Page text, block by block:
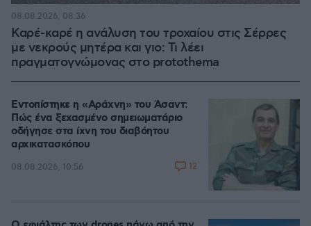
Καρέ-καρέ η ανάλυση του τροχαίου στις Σέρρες
με νεκρούς μητέρα και γιο: Τι λέει
πραγματογνώμονας στο protothema
08.08.2026, 08:36
Εντοπίστηκε η «Αράχνη» του Άσαντ:
Πώς ένα ξεχασμένο σημειωματάριο
οδήγησε στα ίχνη του διαβόητου
αρχικατασκόπου
08.08.2026, 10:56 12